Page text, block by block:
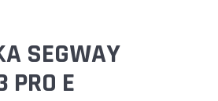
SEGWAY
PRO E